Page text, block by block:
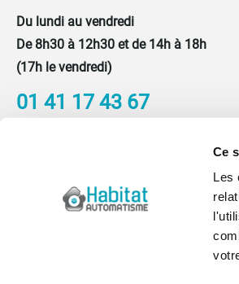
Ce
Les
Du lundi au vendredi
De 8h30 à 12h30 et de 14h à 18h
(17h le vendredi)
01 41 17 43 67